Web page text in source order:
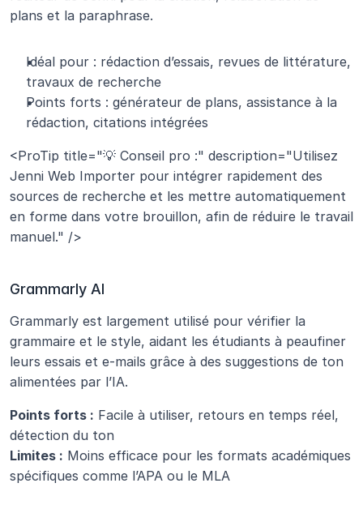
plans et la paraphrase.
Idéal pour : rédaction d’essais, revues de littérature,
travaux de recherche
Points forts : générateur de plans, assistance à la
rédaction, citations intégrées
<ProTip title="💡 Conseil pro :" description="Utilisez
Jenni Web Importer pour intégrer rapidement des
sources de recherche et les mettre automatiquement
en forme dans votre brouillon, afin de réduire le travail
manuel." />
Grammarly AI
Grammarly est largement utilisé pour vérifier la
grammaire et le style, aidant les étudiants à peaufiner
leurs essais et e-mails grâce à des suggestions de ton
alimentées par l’IA.
Points forts : Facile à utiliser, retours en temps réel,
détection du ton
Limites : Moins efficace pour les formats académiques
spécifiques comme l’APA ou le MLA